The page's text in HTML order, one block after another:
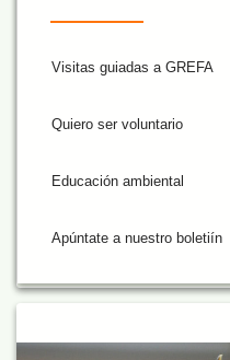
Visitas guiadas a GREFA
Quiero ser voluntario
Educación ambiental
Apúntate a nuestro boletiín